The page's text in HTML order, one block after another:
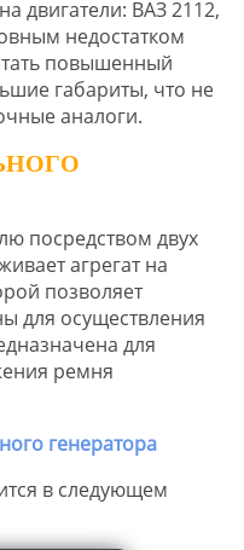
двигатели: ВАЗ 2112,
недостатком
повышенный
габариты, что не
аналоги.
посредством двух
агрегат на
позволяет
для осуществления
для
ремня
в следующем